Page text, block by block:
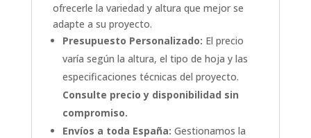
ofrecerle la variedad y altura que mejor se
adapte a su proyecto.
Presupuesto Personalizado: El precio
varía según la altura, el tipo de hoja y las
especificaciones técnicas del proyecto.
Consulte precio y disponibilidad sin
compromiso.
Envíos a toda España: Gestionamos la